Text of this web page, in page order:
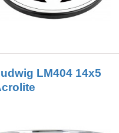
LM404 14x5